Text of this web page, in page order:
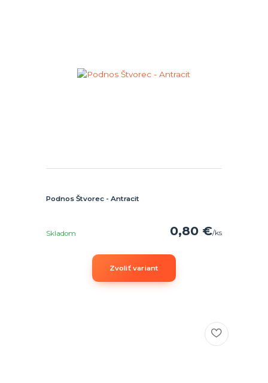
Podnos Štvorec - Antracit
0,80 €/ks
Skladom
Zvoliť variant